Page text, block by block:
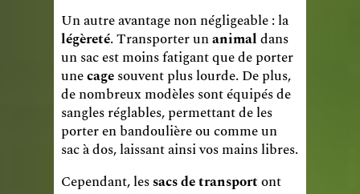
Un autre avantage non négligeable : la
légèreté. Transporter unanimaldans
un sac est moins fatigant que de porter
unecagesouvent plus lourde. De plus,
de nombreux modèles sont équipés de
sangles réglables, permettant de les
porter en bandoulière ou comme un
sac à dos, laissant ainsi vos mains libres.
Cependant, lessacs de transportont